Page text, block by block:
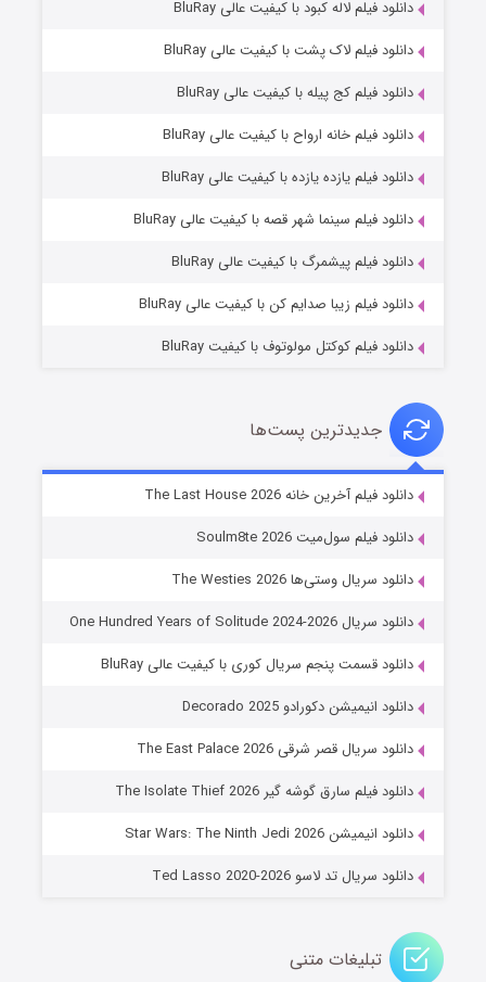
شوگر فصل ۲
خاندان اژدها فصل ۳
قسمت۶ (زیرنویس) منتشر شد
دانلود فیلم لاله کبود با کیفیت عالی BluRay
دانلود فیلم لاک پشت با کیفیت عالی BluRay
دانلود فیلم کج‌ پیله با کیفیت عالی BluRay
دانلود فیلم خانه ارواح با کیفیت عالی BluRay
دانلود فیلم یازده یازده با کیفیت عالی BluRay
دانلود فیلم سینما شهر قصه با کیفیت عالی BluRay
دانلود فیلم پیشمرگ با کیفیت عالی BluRay
دانلود فیلم زیبا صدایم کن با کیفیت عالی BluRay
دانلود فیلم کوکتل مولوتوف با کیفیت BluRay
جدیدترین پست‌ها
دانلود فیلم آخرین خانه The Last House 2026
دانلود فیلم سول‌میت Soulm8te 2026
دانلود سریال وستی‌ها The Westies 2026
دانلود سریال One Hundred Years of Solitude 2024-2026
دانلود قسمت پنجم سریال کوری با کیفیت عالی BluRay
دانلود انیمیشن دکورادو Decorado 2025
دانلود سریال قصر شرقی The East Palace 2026
دانلود فیلم سارق گوشه گیر The Isolate Thief 2026
دانلود انیمیشن Star Wars: The Ninth Jedi 2026
دانلود سریال تد لاسو Ted Lasso 2020-2026
تبلیغات متنی